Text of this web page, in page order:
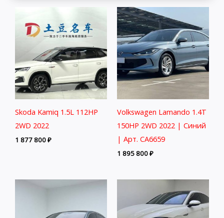
Skoda Kamiq 1.5L 112HP
2WD 2022
1 877 800₽
Volkswagen Lamando 1.4T
150HP 2WD 2022 | Синий
| Арт. CA6659
1 895 800₽